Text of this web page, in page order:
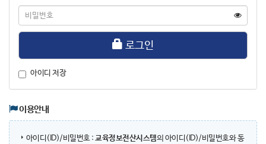
디
비
번
로그인
아이디 저장
이용안내
아이디(ID)/비밀번호 : 교육정보전산시스템의 아이디(ID)/비밀번호와 동